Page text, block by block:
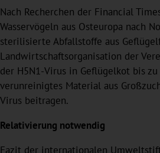
Nach Recherchen der Financial
Wasservögeln aus Osteuropa nach
sterilisierte Abfallstoffe aus
Landwirtschaftsorganisation der
der H5N1-Virus in Geflügelkot bis
verunreinigtes Material aus
Virus beitragen.
Relativierung notwendig
Fazit der internationalen